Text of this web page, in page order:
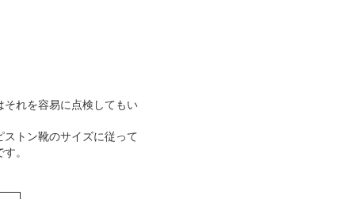
れを容易に点検してもい
トン靴のサイズに従って
。